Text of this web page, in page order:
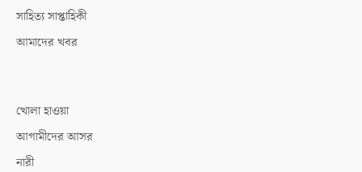
সাহিত্য সাপ্তাহিকী
আমাদের খবর
খোলা হাওয়া
আগামীদের আসর
নারী